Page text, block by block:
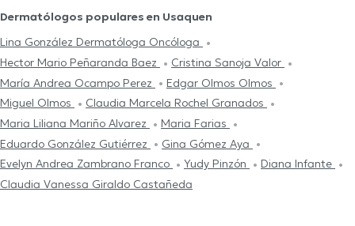
Dermatólogos populares en Usaquen
Lina González Dermatóloga Oncóloga
Hector Mario Peñaranda Baez
Cristina Sanoja Valor
María Andrea Ocampo Perez
Edgar Olmos Olmos
Miguel Olmos
Claudia Marcela Rochel Granados
Maria Liliana Mariño Alvarez
Maria Farias
Eduardo González Gutiérrez
Gina Gómez Aya
Evelyn Andrea Zambrano Franco
Yudy Pinzón
Diana Infante
Claudia Vanessa Giraldo Castañeda